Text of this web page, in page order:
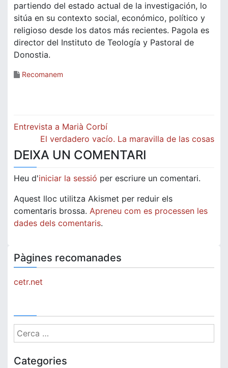
partiendo del estado actual de la investigación, lo
sitúa en su contexto social, económico, político y
religioso desde los datos más recientes. Pagola es
director del Instituto de Teología y Pastoral de
Donostia.
Recomanem
Navegació
d'entrades
Entrevista a Marià Corbí
El verdadero vacío. La maravilla de las cosas
DEIXA UN COMENTARI
Heu d'iniciar la sessió per escriure un comentari.
Aquest lloc utilitza Akismet per reduir els
comentaris brossa. Apreneu com es processen les
dades dels comentaris.
Pàgines recomanades
cetr.net
Cerca:
Categories